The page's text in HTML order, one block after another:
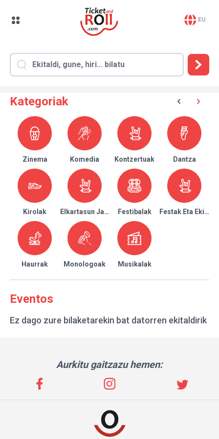
EU
Kategoriak
Zinema Komedia Kontzertuak Dantza
Kirolak Elkartasun JaialdiakFestibalak Festak Eta
Haurrak Monologoak Musikalak
Eventos
Ez dago zure bilaketarekin bat datorren ekitaldirik
Aurkitu gaitzazu hemen: